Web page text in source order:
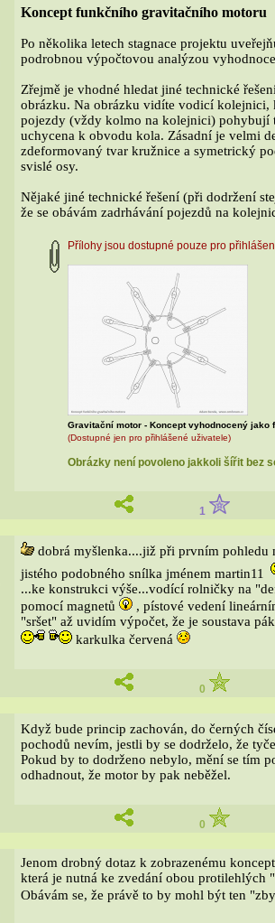
Koncept funkčního gravitačního motoru
Po několika letech stagnace projektu
podrobnou výpočtovou analýzou
Zřejmě je vhodné hledat jiné technické
obrázku. Na obrázku vidíte vodicí kolejnici,
pojezdy (vždy kolmo na kolejnici) pohybují
uchycena k obvodu kola. Zásadní je velmi
zdeformovaný tvar kružnice a symetrický
svislé osy.
Nějaké jiné technické řešení (při dodržení
že se obávám zadrhávání pojezdů na
Přílohy jsou dostupné pouze pro
Gravitační motor - Koncept vyhodnocený jako
(Dostupné jen pro přihlášené uživatele)
Obrázky není povoleno jakkoli šířit bez
1
dobrá myšlenka....již při prvním
jistého podobného snílka jménem martin11
...ke konstrukci výše...vodící rolničky na
pomocí magnetů
, pístové vedení
"sršet" až uvidím výpočet, že je soustava
karkulka červená
0
Když bude princip zachován, do černých
pochodů nevím, jestli by se dodrželo, že
Pokud by to dodrženo nebylo, mění se tím
odhadnout, že motor by pak neběžel.
0
Jenom drobný dotaz k zobrazenému
která je nutná ke zvedání obou protilehlých
Obávám se, že právě to by mohl být ten